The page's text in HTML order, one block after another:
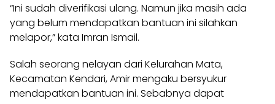
“Ini sudah diverifikasi ulang. Namun jika masih ada
yang belum mendapatkan bantuan ini silahkan
melapor,” kata Imran Ismail.
Salah seorang nelayan dari Kelurahan Mata,
Kecamatan Kendari, Amir mengaku bersyukur
mendapatkan bantuan ini. Sebabnya dapat